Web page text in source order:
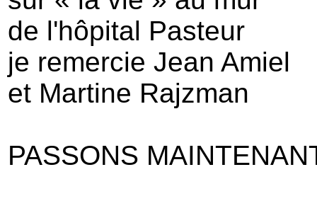
de l'hôpital Pasteur
je remercie Jean Amiel
et Martine Rajzman
PASSONS